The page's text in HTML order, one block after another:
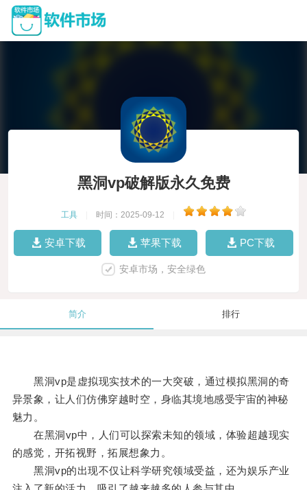
黑洞vp破解版永久免费
工具 时间：2025-09-12
安卓下载 苹果下载 PC下载
安卓市场，安全绿色
简介 排行
黑洞vp是虚拟现实技术的一大突破，通过模拟黑洞的奇
异景象，让人们仿佛穿越时空，身临其境地感受宇宙的神秘
魅力。
在黑洞vp中，人们可以探索未知的领域，体验超越现实
的感觉，开拓视野，拓展想象力。
黑洞vp的出现不仅让科学研究领域受益，还为娱乐产业